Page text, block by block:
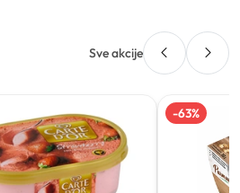
Sve akcije
-63%